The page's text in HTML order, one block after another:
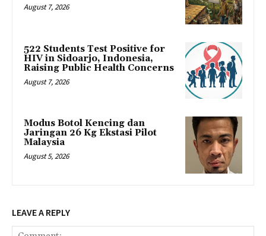
August 7, 2026
522 Students Test Positive for
HIV in Sidoarjo, Indonesia,
Raising Public Health Concerns
August 7, 2026
Modus Botol Kencing dan
Jaringan 26 Kg Ekstasi Pilot
Malaysia
August 5, 2026
LEAVE A REPLY